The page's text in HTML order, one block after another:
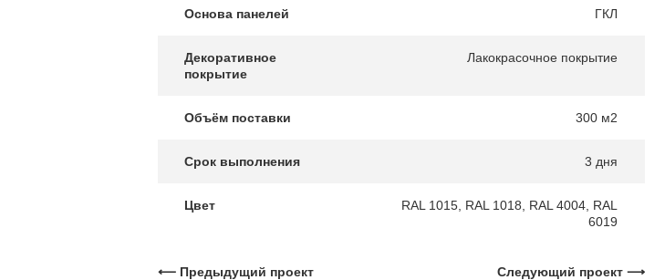
Основа панелей ГКЛ
Декоративное
покрытие
Лакокрасочное покрытие
Объём поставки 300 м2
Срок выполнения 3 дня
Цвет
RAL 1015, RAL 1018, RAL 4004, RAL
6019
⟵ Предыдущий проект Следующий проект ⟶